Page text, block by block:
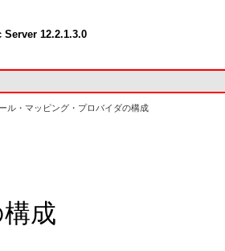
12.2.1.3.0
ル・マッピング・プロバイダの構成
成